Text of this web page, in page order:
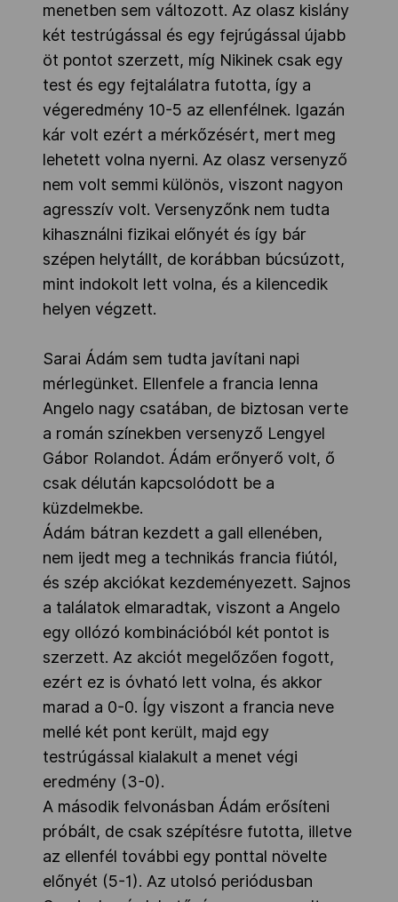
menetben sem változott. Az olasz kislány
két testrúgással és egy fejrúgással újabb
öt pontot szerzett, míg Nikinek csak egy
test és egy fejtalálatra futotta, így a
végeredmény 10-5 az ellenfélnek. Igazán
kár volt ezért a mérkőzésért, mert meg
lehetett volna nyerni. Az olasz versenyző
nem volt semmi különös, viszont nagyon
agresszív volt. Versenyzőnk nem tudta
kihasználni fizikai előnyét és így bár
szépen helytállt, de korábban búcsúzott,
mint indokolt lett volna, és a kilencedik
helyen végzett.
Sarai Ádám sem tudta javítani napi
mérlegünket. Ellenfele a francia Ienna
Angelo nagy csatában, de biztosan verte
a román színekben versenyző Lengyel
Gábor Rolandot. Ádám erőnyerő volt, ő
csak délután kapcsolódott be a
küzdelmekbe.
Ádám bátran kezdett a gall ellenében,
nem ijedt meg a technikás francia fiútól,
és szép akciókat kezdeményezett. Sajnos
a találatok elmaradtak, viszont a Angelo
egy ollózó kombinációból két pontot is
szerzett. Az akciót megelőzően fogott,
ezért ez is óvható lett volna, és akkor
marad a 0-0. Így viszont a francia neve
mellé két pont került, majd egy
testrúgással kialakult a menet végi
eredmény (3-0).
A második felvonásban Ádám erősíteni
próbált, de csak szépítésre futotta, illetve
az ellenfél további egy ponttal növelte
előnyét (5-1). Az utolsó periódusban